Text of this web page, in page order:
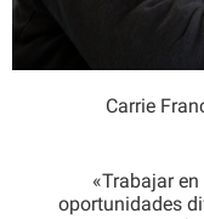
Carrie
«Trabajar
oportunidades